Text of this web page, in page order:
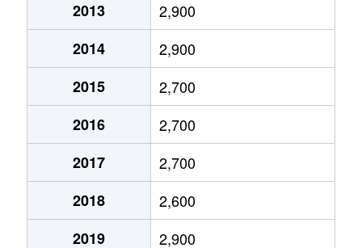
竹城台
1,200万円 泉ケ丘
竹城台
6,300万円 泉ケ丘
竹城台
3,700万円 泉ケ丘
茶山台
1,800万円 泉ケ丘
茶山台
2,900万円 泉ケ丘
茶山台
3,900万円 泉ケ丘
茶山台
8,000万円 泉ケ丘
2013
2,900
2014
2,900
2015
2,700
2016
2,700
2017
2,700
2018
2,600
2019
2,900